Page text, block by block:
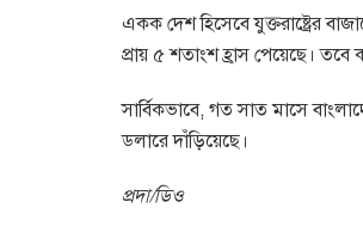
একক দেশ হিসেবে যুক্তরাষ্ট্রের
প্রায় ৫ শতাংশ হ্রাস পেয়েছে। তবে
সার্বিকভাবে, গত সাত মাসে
ডলারে দাঁড়িয়েছে।
প্রদা/ডিও